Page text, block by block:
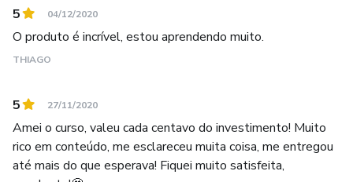
5 04/12/2020
O produto é incrível, estou aprendendo muito.
THIAGO
5 27/11/2020
Amei o curso, valeu cada centavo do investimento! Muito
rico em conteúdo, me esclareceu muita coisa, me entregou
até mais do que esperava! Fiquei muito satisfeita,